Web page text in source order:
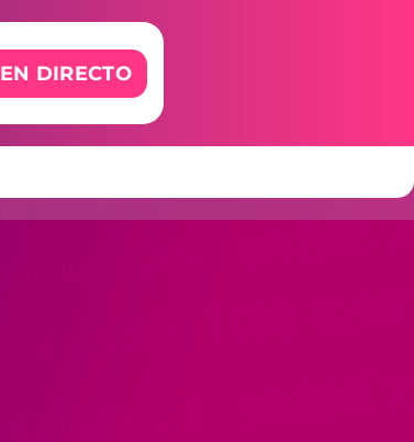
EN DIRECTO